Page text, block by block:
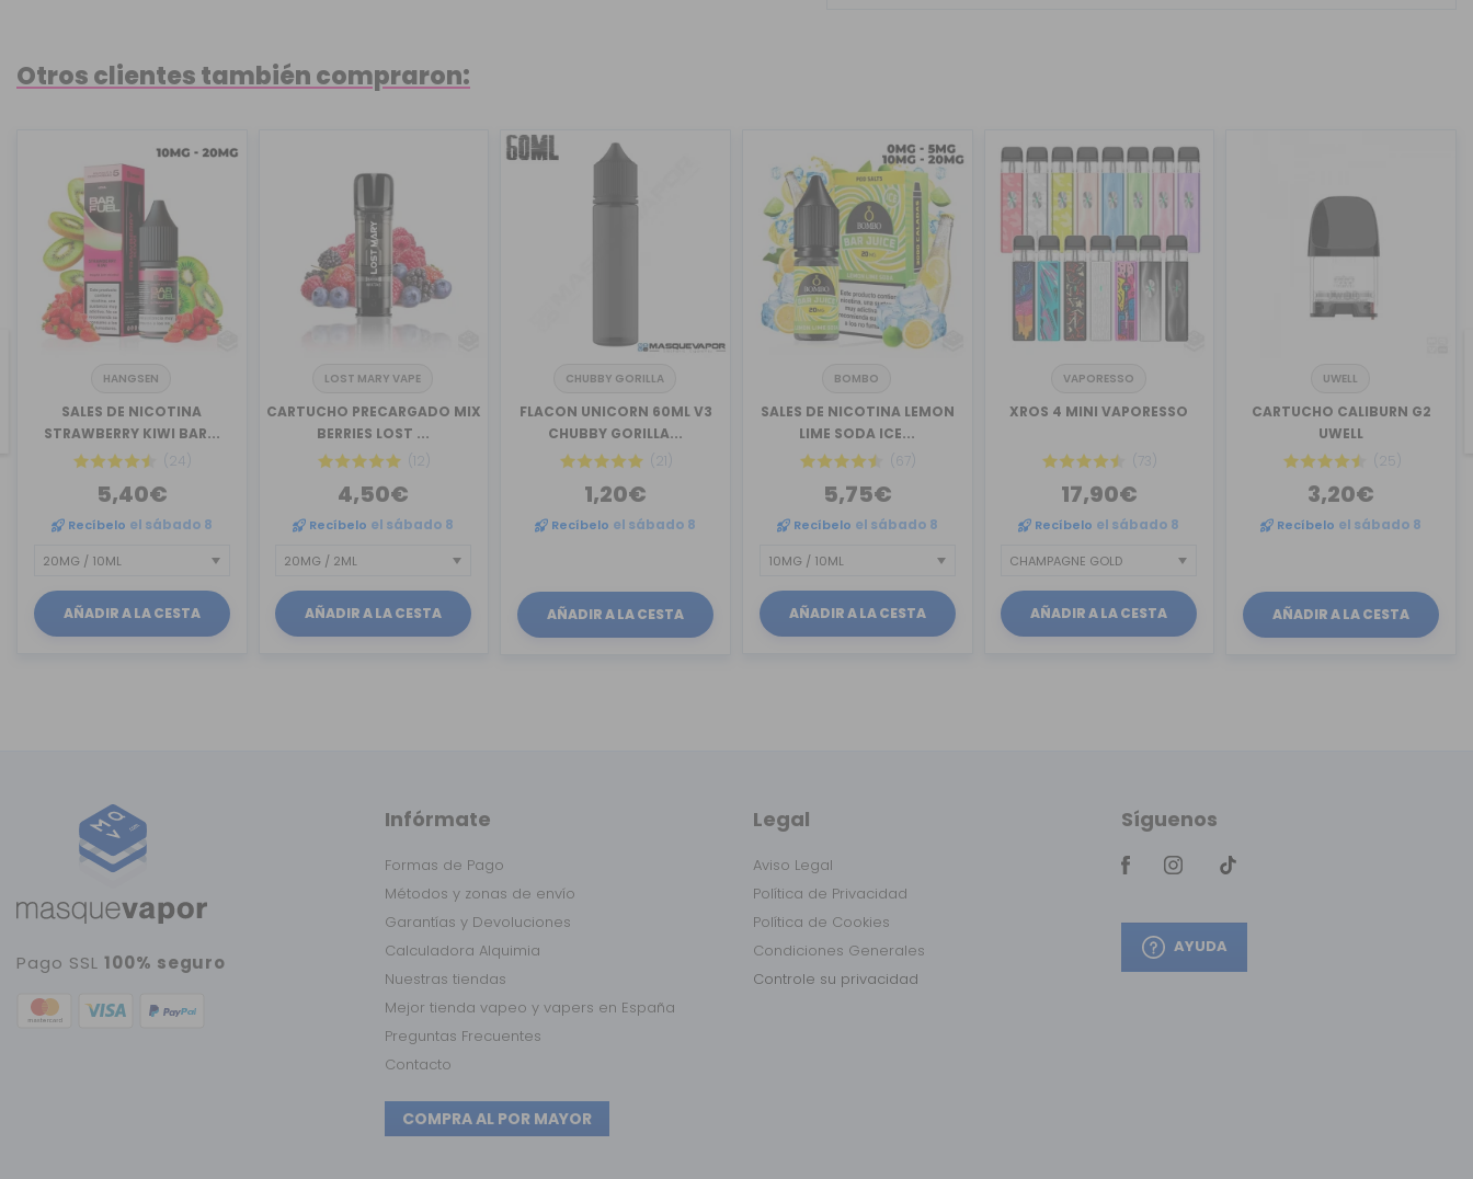
Otros clientes también compraron:
HANGSEN
SALES DE NICOTINA
STRAWBERRY KIWI BAR...
(24)
5,40€
Recíbelo el sábado 8
AÑADIR A LA CESTA
LOST MARY VAPE
CARTUCHO PRECARGADO MIX
BERRIES LOST ...
(12)
4,50€
Recíbelo el sábado 8
AÑADIR A LA CESTA
CHUBBY GORILLA
FLACON UNICORN 60ML V3
CHUBBY GORILLA...
(21)
1,20€
Recíbelo el sábado 8
AÑADIR A LA CESTA
BOMBO
SALES DE NICOTINA LEMON
LIME SODA ICE...
(67)
5,75€
Recíbelo el sábado 8
AÑADIR A LA CESTA
VAPORESSO
XROS 4 MINI VAPORESSO
(73)
17,90€
Recíbelo el sábado 8
AÑADIR A LA CESTA
UWELL
CARTUCHO CALIBURN G2
UWELL
(25)
3,20€
Recíbelo el sábado 8
AÑADIR A LA CESTA
Pago SSL 100% seguro
Infórmate
Formas de Pago
Métodos y zonas de envío
Garantías y Devoluciones
Calculadora Alquimia
Nuestras tiendas
Mejor tienda vapeo y vapers en España
Preguntas Frecuentes
Contacto
COMPRA AL POR MAYOR
Legal
Aviso Legal
Política de Privacidad
Política de Cookies
Condiciones Generales
Controle su privacidad
Síguenos
AYUDA